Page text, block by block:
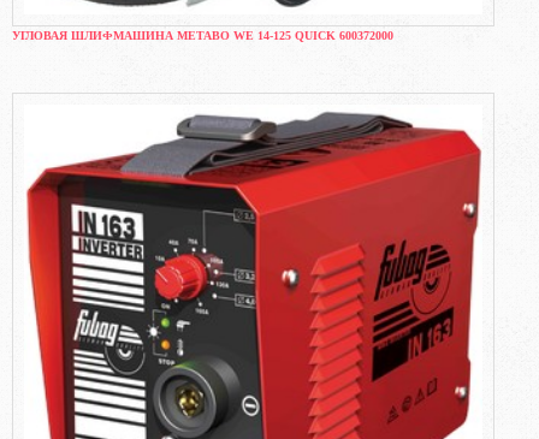
УГЛОВАЯ ШЛИФМАШИНА METABO WE 14-125 QUICK 600372000